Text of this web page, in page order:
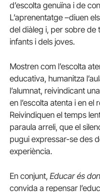
d’escolta genuïna i de
L’aprenentatge –diuen
del diàleg i, per sobre de
infants i dels joves.
Mostren com l’escolta
educativa, humanitza
l’alumnat, reivindicant
en l’escolta atenta i en el
Reivindiquen el temps
paraula arreli, que el
pugui expressar-se des
experiència.
En conjunt, Educar és
convida a repensar